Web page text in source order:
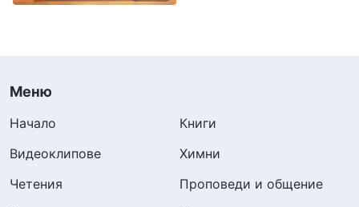
Меню
Начало
Книги
Видеоклипове
Химни
Четения
Проповеди и общение